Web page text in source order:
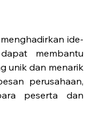
ide-
membantu
unik dan menarik
perusahaan,
peserta dan